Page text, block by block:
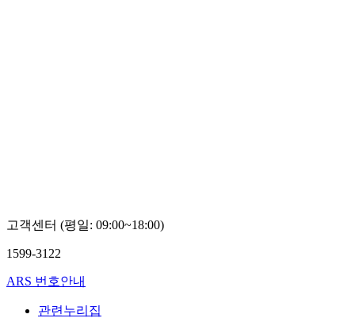
고객센터 (평일: 09:00~18:00)
1599-3122
ARS 번호안내
관련누리집